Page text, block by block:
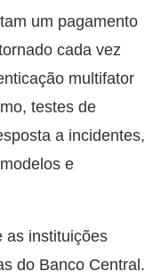
um pagamento
cada vez
multifator
testes de
a incidentes,
e
as instituições
do Banco Central.